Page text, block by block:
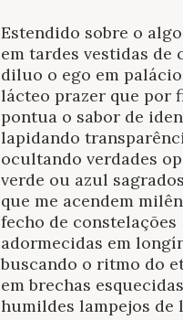
Estendido sobre o
em tardes vestidas de
diluo o ego em
lácteo prazer que por
pontua o sabor de
lapidando
ocultando verdades
verde ou azul
que me acendem
fecho de constelações
adormecidas em
buscando o ritmo do
em brechas
humildes lampejos de